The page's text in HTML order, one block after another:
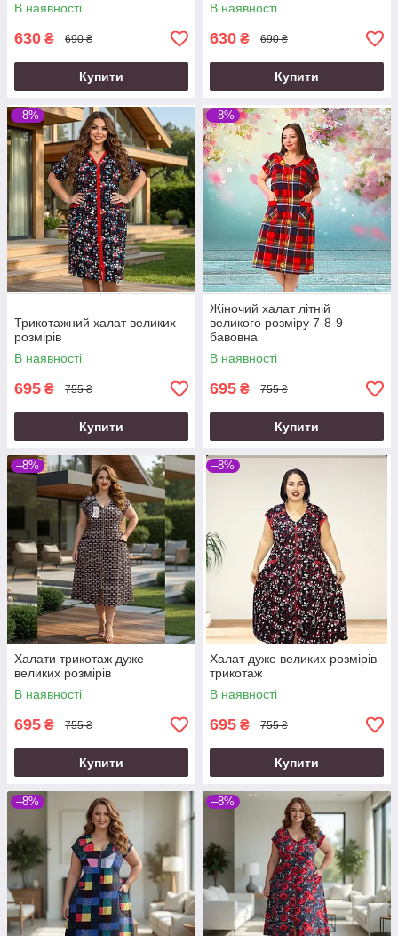
В наявності
630 ₴ 690 ₴
Купити
В наявності
630 ₴ 690 ₴
Купити
–8%
Трикотажний халат великих
розмірів
В наявності
695 ₴ 755 ₴
Купити
–8%
Жіночий халат літній
великого розміру 7-8-9
бавовна
В наявності
695 ₴ 755 ₴
Купити
–8%
Халати трикотаж дуже
великих розмірів
В наявності
695 ₴ 755 ₴
Купити
–8%
Халат дуже великих розмірів
трикотаж
В наявності
695 ₴ 755 ₴
Купити
–8% –8%